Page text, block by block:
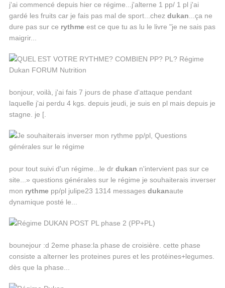
j'ai commencé depuis hier ce régime...j'alterne 1 pp/ 1 pl j'ai
gardé les fruits car je fais pas mal de sport...chez dukan ...ça ne
dure pas sur ce rythmeest ce que tu as lu le livre "je ne sais pas
maigrir...
bonjour, voilà, j'ai fais 7 jours de phase d'attaque pendant
laquelle j'ai perdu 4 kgs. depuis jeudi, je suis en pl mais depuis je
stagne. je [.
pour tout suivi d'un régime...le dr dukan n'intervient pas sur ce
site...» questions générales sur le régime je souhaiterais inverser
mon rythmepp/pl julipe23 1314 messages dukanaute
dynamique posté le...
bounejour :d 2eme phase:la phase de croisière. cette phase
consiste a alterner les proteines pures et les protéines+legumes.
dès que la phase...